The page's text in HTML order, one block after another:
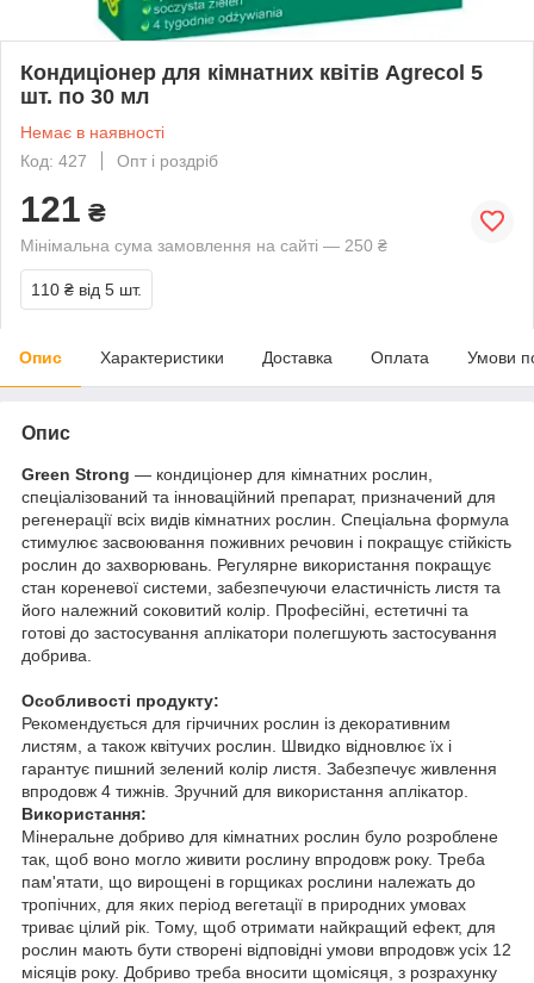
Кондиціонер для кімнатних квітів Agrecol 5
шт. по 30 мл
Немає в наявності
Код: 427
Опт і роздріб
121 ₴
Мінімальна сума замовлення на сайті — 250 ₴
110 ₴ від 5 шт.
Опис Характеристики Доставка Оплата Умови
Опис
Green Strong — кондиціонер для кімнатних рослин,
спеціалізований та інноваційний препарат, призначений для
регенерації всіх видів кімнатних рослин. Спеціальна формула
стимулює засвоювання поживних речовин і покращує стійкість
рослин до захворювань. Регулярне використання покращує
стан кореневої системи, забезпечуючи еластичність листя та
його належний соковитий колір. Професійні, естетичні та
готові до застосування аплікатори полегшують застосування
добрива.
Особливості продукту:
Рекомендується для гірчичних рослин із декоративним
листям, а також квітучих рослин. Швидко відновлює їх і
гарантує пишний зелений колір листя. Забезпечує живлення
впродовж 4 тижнів. Зручний для використання аплікатор.
Використання:
Мінеральне добриво для кімнатних рослин було розроблене
так, щоб воно могло живити рослину впродовж року. Треба
пам'ятати, що вирощені в горщиках рослини належать до
тропічних, для яких період вегетації в природних умовах
триває цілий рік. Тому, щоб отримати найкращий ефект, для
рослин мають бути створені відповідні умови впродовж усіх 12
місяців року. Добриво треба вносити щомісяця, з розрахунку